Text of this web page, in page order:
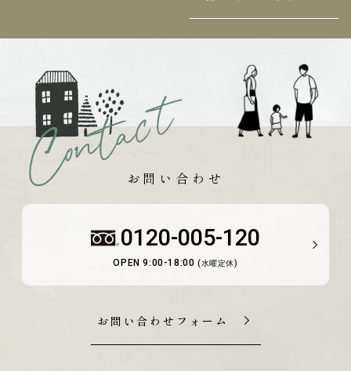
お問い合わせ
0120-005-120
OPEN 9:00-18:00 (水曜定休)
お問い合わせフォーム